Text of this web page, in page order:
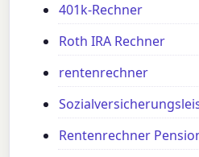
401k-Rechner
Roth IRA Rechner
rentenrechner
Rentenrechner